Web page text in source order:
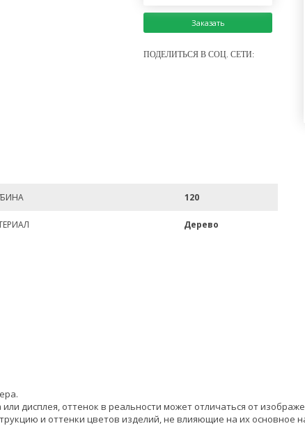
Заказать
ПОДЕЛИТЬСЯ В СОЦ. СЕТИ:
120
Дерево
дисплея, оттенок в реальности может отличаться от
и оттенки цветов изделий, не влияющие на их основное